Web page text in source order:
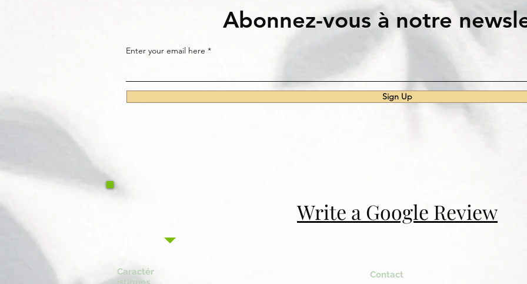
Abonnez-vous à notre
Enter your email here
Sign Up
Write a Google Review
Caractér
Contact